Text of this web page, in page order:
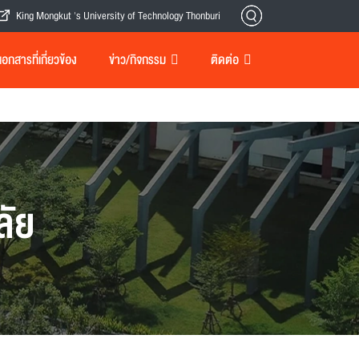
King Mongkut 's University of Technology Thonburi
กสารที่เกี่ยวข้อง ข่าว/กิจกรรม ติดต่อ
ย